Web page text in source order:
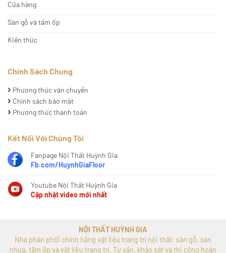
Cửa hàng
Sàn gỗ và tấm ốp
Kiến thức
Chính Sách Chung
Phương thức vận chuyển
Chính sách bảo mật
Phương thức thanh toán
Kết Nối Với Chúng Tôi
Fanpage Nội Thất Huỳnh Gia
Fb.com/HuynhGiaFloor
Youtube Nội Thất Huỳnh Gia
Cập nhật video mới nhất
NỘI THẤT HUỲNH GIA
Nhà phân phối chính hãng vật liệu trang trí nội thất: sàn gỗ, sàn
nhựa, tấm ốp và vật liệu trang trí. Tư vấn, khảo sát và thi công hoàn